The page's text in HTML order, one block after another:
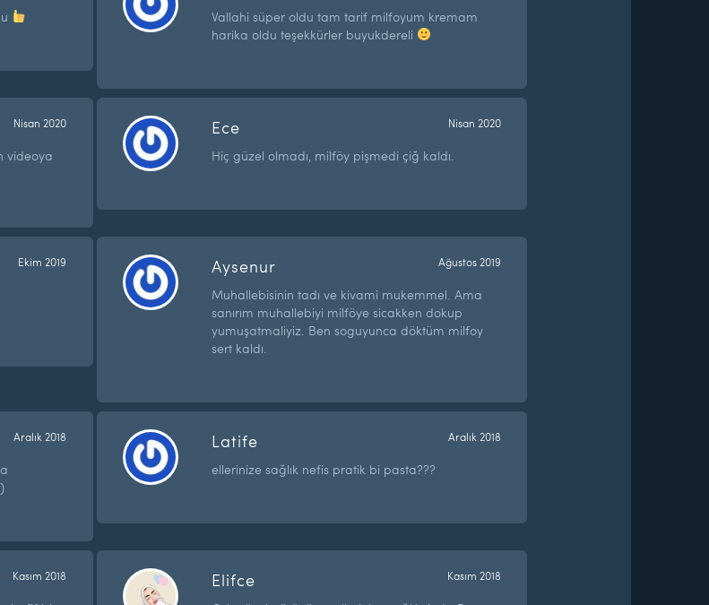
Vallahi süper oldu tam tarif milfoyum kremam
harika oldu teşekkürler buyukdereli
Nisan 2020
videoya
Ece Nisan 2020
Hiç güzel olmadı, milföy pişmedi çiğ kaldı.
Ekim 2019 Aysenur Ağustos 2019
Muhallebisinin tadı ve kivami mukemmel. Ama
sanırım muhallebiyi milföye sicakken dokup
yumuşatmaliyiz. Ben soguyunca döktüm milfoy
sert kaldı.
Aralık 2018 Latife Aralık 2018
ellerinize sağlık nefis pratik bi pasta???
Kasım 2018 Elifce Kasım 2018